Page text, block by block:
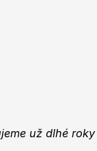
už dlhé